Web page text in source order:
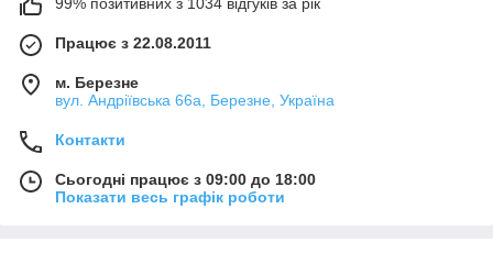
Працює з 22.08.2011
м. Березне
вул. Андріївська 66а, Березне, Україна
Контакти
Сьогодні працює з 09:00 до 18:00
Показати весь графік роботи